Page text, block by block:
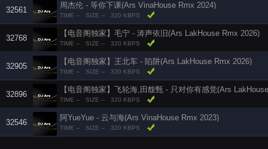
32561
周杰伦 - 等你下课(Ars VinaHouse Rmx 2024)
TIME -- SIZE -- 320 KBPS
32768
【电音阁独家】毛宁 - 涛声依旧(Ars LakHouse Rmx 2026)
TIME -- SIZE -- 320 KBPS
32905
【电音阁独家】王北车 - 陷阱(Ars LakHouse Rmx 2026)
TIME -- SIZE -- 320 KBPS
32896
【电音阁独家】飞轮海,田馥甄 - 只对你有感觉(Ars
TIME -- SIZE -- 320 KBPS
32546
阿YueYue - 云与海(Ars VinaHouse Rmx 2023)
TIME -- SIZE -- 320 KBPS